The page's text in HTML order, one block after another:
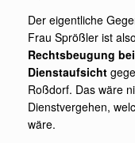
Der eigentliche
Frau Sprößler ist also
Rechtsbeugung
Dienstaufsicht
Roßdorf. Das wäre
Dienstvergehen,
wäre.